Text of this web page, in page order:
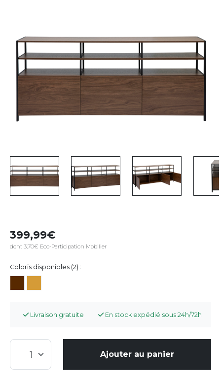
399,99
dont 3,70€ Eco-Participation Mobilier
Coloris disponibles (2) :
Livraison gratuite En stock expédié sous 24h/72h
Ajouter au panier